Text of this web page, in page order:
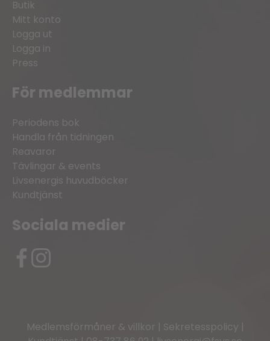
Butik
Mitt konto
Logga ut
Logga in
Press
För medlemmar
Periodens bok
Handla från tidningen
Reavaror
Tävlingar & events
Livsenergis huvudböcker
Kundtjänst
Sociala medier
Medlemsförmåner & villkor | Sekretesspolicy |